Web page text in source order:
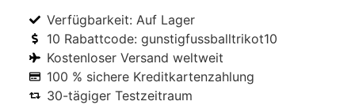
Verfügbarkeit: Auf Lager
10 Rabattcode: gunstigfussballtrikot10
Kostenloser Versand weltweit
100 % sichere Kreditkartenzahlung
30-tägiger Testzeitraum